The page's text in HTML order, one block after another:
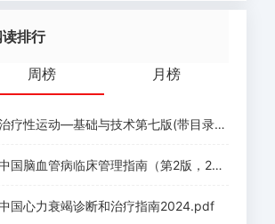
读排行
周榜 月榜
疗性运动—基础与技术第七版(带目录).pdf
国脑血管病临床管理指南（第2版，2023）.pdf
国心力衰竭诊断和治疗指南2024.pdf